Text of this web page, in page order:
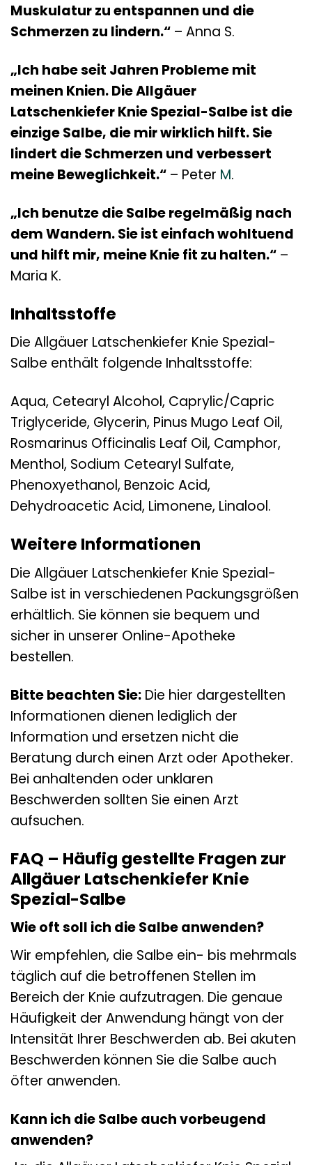
Muskulatur zu entspannen und die
Schmerzen zu lindern.“ – Anna S.
„Ich habe seit Jahren Probleme mit
meinen Knien. Die Allgäuer
Latschenkiefer Knie Spezial-Salbe ist die
einzige Salbe, die mir wirklich hilft. Sie
lindert die Schmerzen und verbessert
meine Beweglichkeit.“ – Peter M.
„Ich benutze die Salbe regelmäßig nach
dem Wandern. Sie ist einfach wohltuend
und hilft mir, meine Knie fit zu halten.“ –
Maria K.
Inhaltsstoffe
Die Allgäuer Latschenkiefer Knie Spezial-
Salbe enthält folgende Inhaltsstoffe:
Aqua, Cetearyl Alcohol, Caprylic/Capric
Triglyceride, Glycerin, Pinus Mugo Leaf Oil,
Rosmarinus Officinalis Leaf Oil, Camphor,
Menthol, Sodium Cetearyl Sulfate,
Phenoxyethanol, Benzoic Acid,
Dehydroacetic Acid, Limonene, Linalool.
Weitere Informationen
Die Allgäuer Latschenkiefer Knie Spezial-
Salbe ist in verschiedenen Packungsgrößen
erhältlich. Sie können sie bequem und
sicher in unserer Online-Apotheke
bestellen.
Bitte beachten Sie: Die hier dargestellten
Informationen dienen lediglich der
Information und ersetzen nicht die
Beratung durch einen Arzt oder Apotheker.
Bei anhaltenden oder unklaren
Beschwerden sollten Sie einen Arzt
aufsuchen.
FAQ – Häufig gestellte Fragen zur
Allgäuer Latschenkiefer Knie
Spezial-Salbe
Wie oft soll ich die Salbe anwenden?
Wir empfehlen, die Salbe ein- bis mehrmals
täglich auf die betroffenen Stellen im
Bereich der Knie aufzutragen. Die genaue
Häufigkeit der Anwendung hängt von der
Intensität Ihrer Beschwerden ab. Bei akuten
Beschwerden können Sie die Salbe auch
öfter anwenden.
Kann ich die Salbe auch vorbeugend
anwenden?